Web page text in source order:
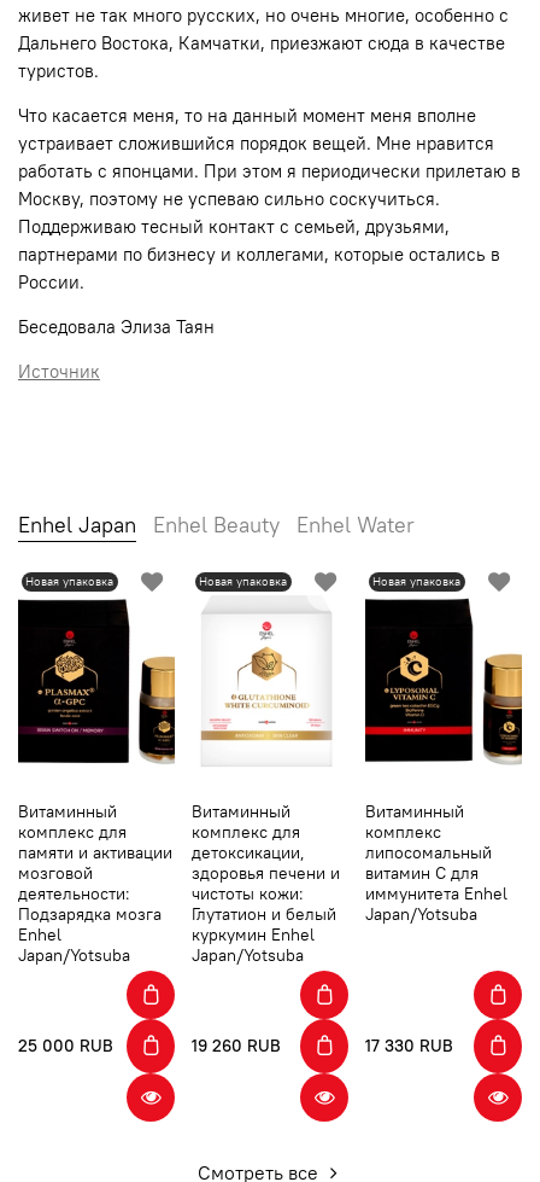
живет не так много русских, но очень многие, особенно с
Дальнего Востока, Камчатки, приезжают сюда в качестве
туристов.
Что касается меня, то на данный момент меня вполне
устраивает сложившийся порядок вещей. Мне нравится
работать с японцами. При этом я периодически прилетаю в
Москву, поэтому не успеваю сильно соскучиться.
Поддерживаю тесный контакт с семьей, друзьями,
партнерами по бизнесу и коллегами, которые остались в
России.
Беседовала Элиза Таян
Источник
Enhel Japan Enhel Beauty Enhel Water
Новая упаковка
Витаминный
комплекс для
памяти и активации
мозговой
деятельности:
Подзарядка мозга
Enhel
Japan/Yotsuba
25 000 RUB
Новая упаковка
Витаминный
комплекс для
детоксикации,
здоровья печени и
чистоты кожи:
Глутатион и белый
куркумин Enhel
Japan/Yotsuba
19 260 RUB
Новая упаковка
Витаминный
комплекс
липосомальный
витамин С для
иммунитета Enhel
Japan/Yotsuba
17 330 RUB
Смотреть все